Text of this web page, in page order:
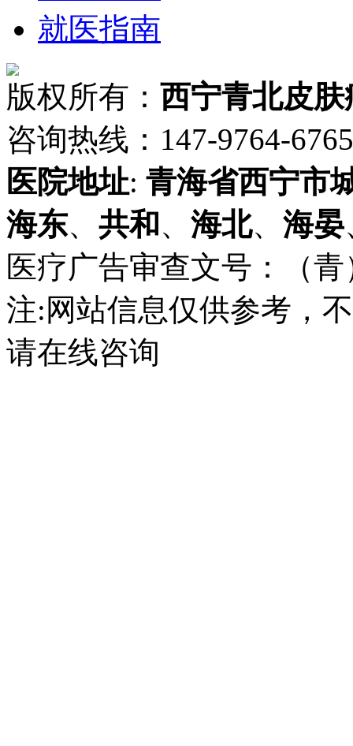
就医指南
版权所有： 西宁青北皮肤
咨询热线：147-9764-
医院地址: 青海省西宁市
海东、 共和 、 海北、 海晏
医疗广告审查文号：（
注:网站信息仅供参考，
请在线咨询